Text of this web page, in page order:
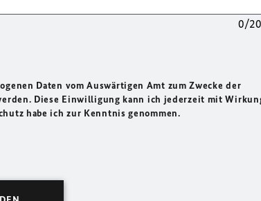
0/
Daten vom Auswärtigen Amt zum Zwecke der
Diese Einwilligung kann ich jederzeit mit
habe ich zur Kenntnis genommen.